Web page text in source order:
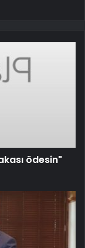
ödesin"